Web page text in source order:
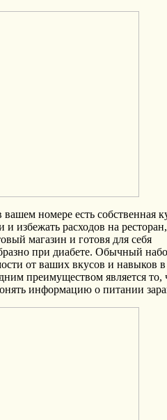
номере есть собственная
избежать расходов на ресторан,
магазин и готовя для себя
при диабете. Обычный
от ваших вкусов и навыков в
преимуществом является то,
информацию о питании